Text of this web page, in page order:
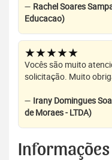
— Rachel Soares
Educacao)
★★★★★
Vocês são muito
solicitação. Muito
— Irany Domingues
de Moraes - LTDA)